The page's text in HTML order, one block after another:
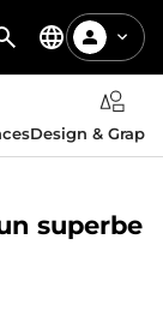
Design &
superbe